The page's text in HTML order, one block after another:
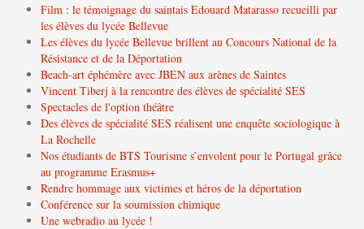
Film : le témoignage du saintais Edouard Matarasso recueilli par
les élèves du lycée Bellevue
Les élèves du lycée Bellevue brillent au Concours National de la
Résistance et de la Déportation
Beach-art éphémère avec JBEN aux arènes de Saintes
Vincent Tiberj à la rencontre des élèves de spécialité SES
Spectacles de l'option théâtre
Des élèves de spécialité SES réalisent une enquête sociologique à
La Rochelle
Nos étudiants de BTS Tourisme s’envolent pour le Portugal grâce
au programme Erasmus+
Rendre hommage aux victimes et héros de la déportation
Conférence sur la soumission chimique
Une webradio au lycée !